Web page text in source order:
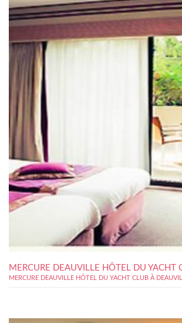
MERCURE DEAUVILLE HÔTEL DU YACHT
MERCURE DEAUVILLE HÔTEL DU YACHT CLUB À